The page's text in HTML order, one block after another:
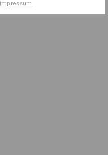
Impressum